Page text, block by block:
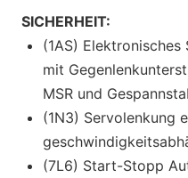
SICHERHEIT:
(1AS)
mit
MSR und
(1N3) Servolenkung
(7L6) Start-Stopp